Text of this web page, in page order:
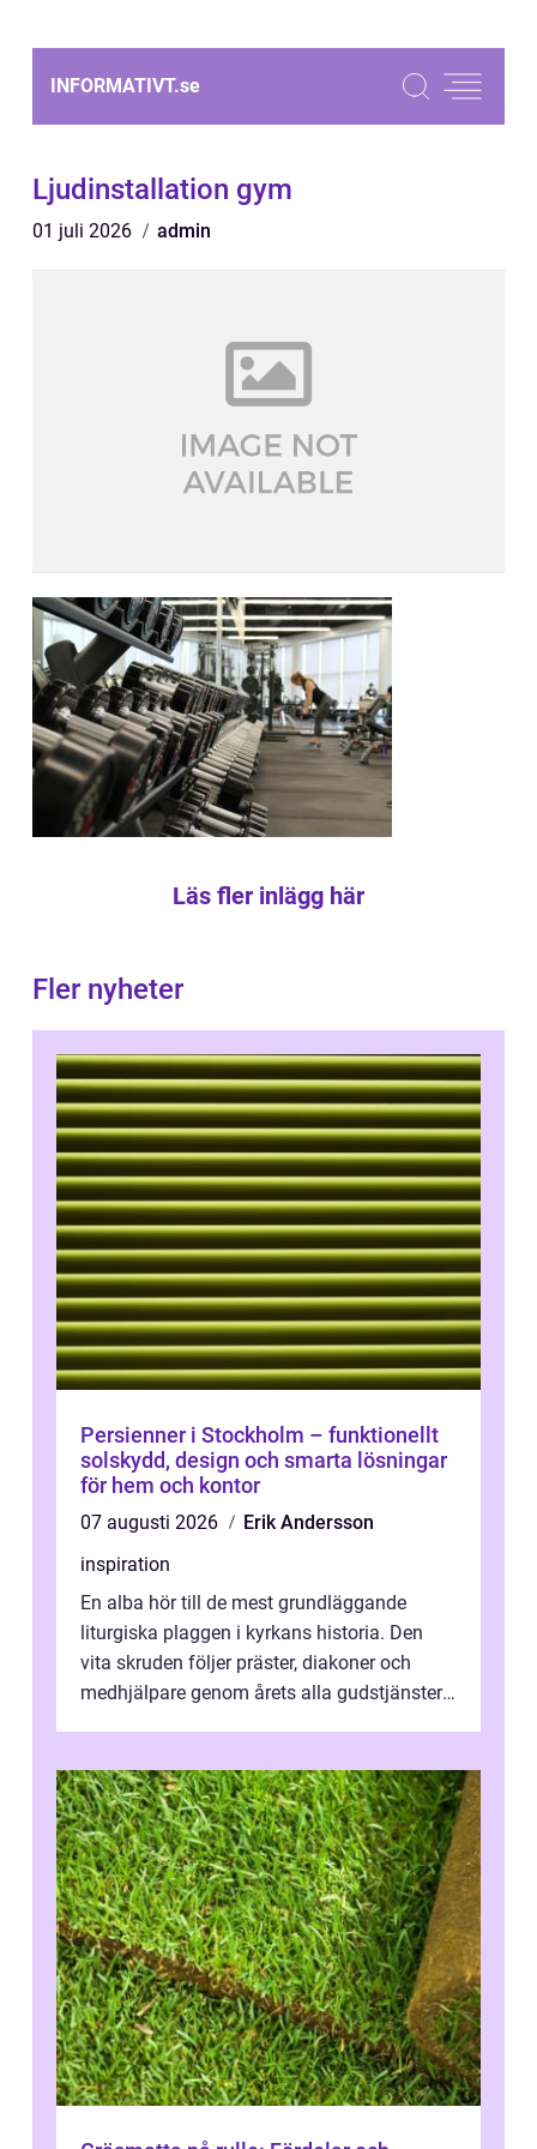
INFORMATIVT.se
Ljudinstallation gym
01 juli 2026 admin
Läs fler inlägg här
Fler nyheter
Persienner i Stockholm – funktionellt
solskydd, design och smarta lösningar
för hem och kontor
07 augusti 2026
Erik Andersson
inspiration
En alba hör till de mest grundläggande
liturgiska plaggen i kyrkans historia. Den
vita skruden följer präster, diakoner och
medhjälpare genom årets alla gudstjänster,